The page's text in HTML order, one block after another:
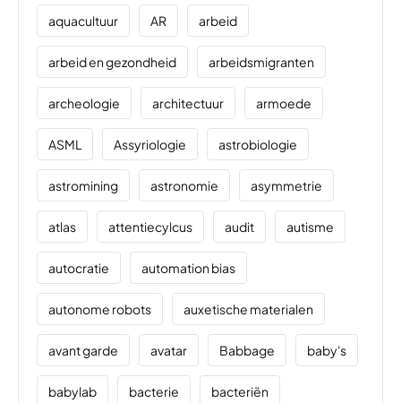
aquacultuur AR arbeid
arbeid en gezondheid arbeidsmigranten
archeologie architectuur armoede
ASML Assyriologie astrobiologie
astromining astronomie asymmetrie
atlas attentiecylcus audit autisme
autocratie automation bias
autonome robots auxetische materialen
avant garde avatar Babbage baby's
babylab bacterie bacteriën